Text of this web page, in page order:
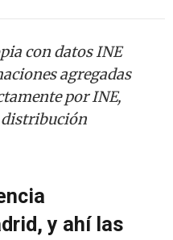
con datos INE
agregadas
por INE,
distribución
y ahí las